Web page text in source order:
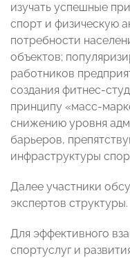
изучать успешные
спорт и физическую
потребности
объектов;
работников
создания фитнес-
принципу «масс-
снижению уровня
барьеров,
инфраструктуры
Далее участники
экспертов структуры.
Для эффективного
спортуслуг и